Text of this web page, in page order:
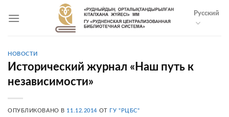
Русский
НОВОСТИ
Исторический журнал «Наш путь к
независимости»
ОПУБЛИКОВАНО В 11.12.2014 ОТ ГУ "РЦБС"